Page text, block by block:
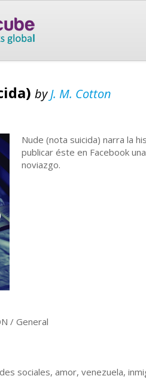
byJ. M. Cotton
Nude (nota suicida) narra la
publicar éste en Facebook
noviazgo.
/ General
sociales, amor, venezuela,